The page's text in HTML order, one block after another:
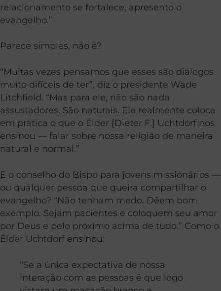
relacionamento se fortalece, apresento o
evangelho.”
Parece simples, não é?
“Muitas vezes pensamos que esses são diálogos
muito difíceis de ter”, diz o presidente Wade
Litchfield. “Mas para ele, não são nada
assustadores. São naturais. Ele realmente coloca
em prática o que o Élder [Dieter F.] Uchtdorf nos
ensinou — falar sobre nossa religião de maneira
natural e normal.”
E o conselho do Bispo para jovens missionários —
ou qualquer pessoa que queira compartilhar o
evangelho? “Não tenham medo. Dêem bom
exemplo. Sejam pacientes e coloquem seu amor
por Deus e pelo próximo acima de tudo.” Como o
Élder Uchtdorf ensinou:
“Se a única expectativa de nossa
interação com as pessoas é que logo